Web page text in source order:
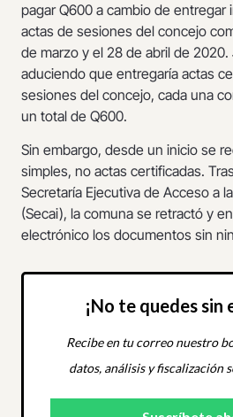
pagar Q600 a cambio de entregar
actas de sesiones del concejo
de marzo y el 28 de abril de
aduciendo que entregaría actas
sesiones del concejo, cada una
un total de Q600.
Sin embargo, desde un inicio se
simples, no actas certificadas.
Secretaría Ejecutiva de Acceso a
(Secai), la comuna se retractó y
electrónico los documentos sin
¡No te quedes
Recibe en tu correo nuestro
datos, análisis y fiscalización